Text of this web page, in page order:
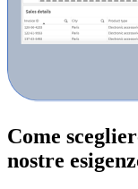
Come
nostre